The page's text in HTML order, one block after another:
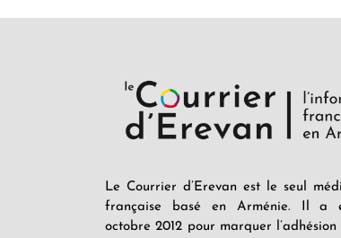
Le Courrier d’Erevan est le seul
française basé en Arménie. Il a
octobre 2012 pour marquer l’adhésion